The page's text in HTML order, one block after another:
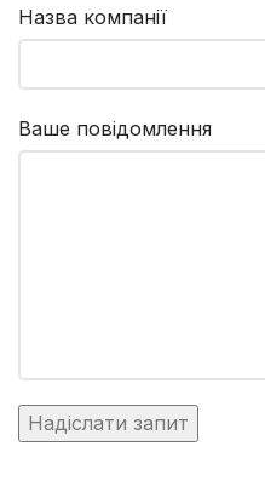
Назва компанії
Ваше повідомлення